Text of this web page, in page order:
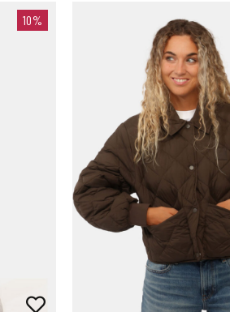
10%